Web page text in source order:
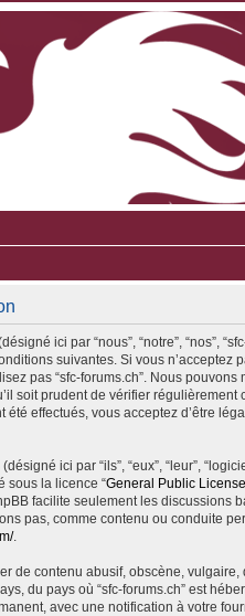
ici par “nous”, “notre”, “nos”,
suivantes. Si vous
pas “sfc-forums.ch”. Nous
soit prudent de vérifier
été effectués, vous acceptez d’être
ici par “ils”, “eux”, “leur”,
sous la licence “General Public License
facilite seulement les discussions
pas, comme contenu ou conduite
.
de contenu abusif, obscène,
du pays où “sfc-forums.ch” est
avec une notification à votre